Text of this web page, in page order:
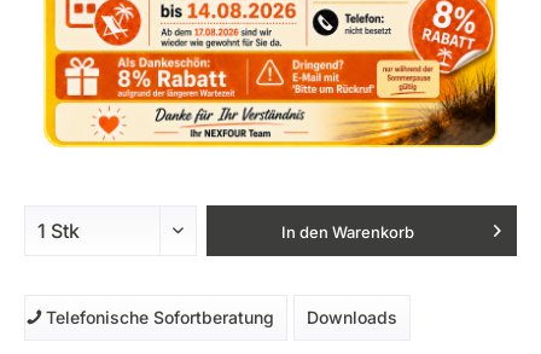
In den Warenkorb
Telefonische Sofortberatung Downloads